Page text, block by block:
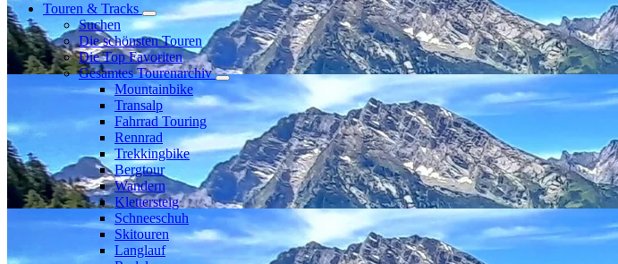
Touren & Tracks
Suchen
Die schönsten Touren
Die Top Favoriten
Gesamtes Tourenarchiv
Mountainbike
Transalp
Fahrrad Touring
Rennrad
Trekkingbike
Bergtour
Wandern
Klettersteig
Schneeschuh
Skitouren
Langlauf